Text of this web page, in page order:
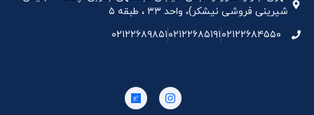
شیرینی فروشی نیشکر)، واحد ۳۳ ، طبقه ۵
۰۲۱۲۲۶۸۴۵۵۰۰۲۱۲۲۶۸۵۱۹۱۰۲۱۲۲۶۸۹۸۵۱